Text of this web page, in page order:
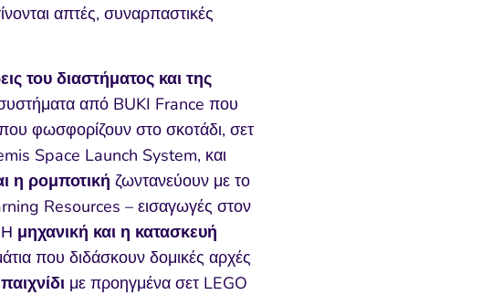
απτές, συναρπαστικές
του διαστήματος και της
από BUKI France που
φωσφορίζουν στο σκοτάδι, σετ
Space Launch System, και
η ρομποτική ζωντανεύουν με το
Resources – εισαγωγές στον
μηχανική και η κατασκευή
που διδάσκουν δομικές αρχές
με προηγμένα σετ LEGO